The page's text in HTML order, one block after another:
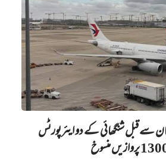
سے قبل شنگھائی کے دو ایئرپورٹس